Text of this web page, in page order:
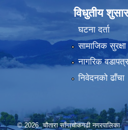
नेपाल क्रेडिट
011620402
यति विकास बैंक,
011482150
प्रभु बैंक, बाह्रविसे
011489259
हिमालयन बैंक,
011489290
विधुतीय
घटना दर्ता
सामाजिक सुरक्षा
नागरिक वडापत्र
निवेदनको ढाँचा
© 2026 चौतारा साँगाचोकगढी नगरपालिका